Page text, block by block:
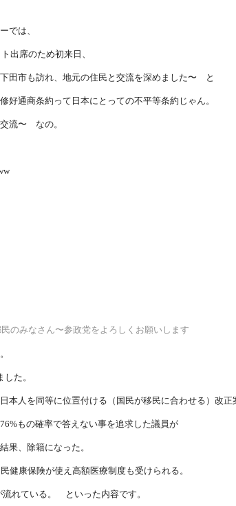
では、
出席のため初来日、
田市も訪れ、地元の住民と交流を深めました〜 と
好通商条約って日本にとっての不平等条約じゃん。
流〜 なの。
のみなさん〜参政党をよろしくお願いします
た。
本人を同等に位置付ける（国民が移民に合わせる）改正
もの確率で答えない事を追求した議員が
果、除籍になった。
健康保険が使え高額医療制度も受けられる。
れている。 といった内容です。